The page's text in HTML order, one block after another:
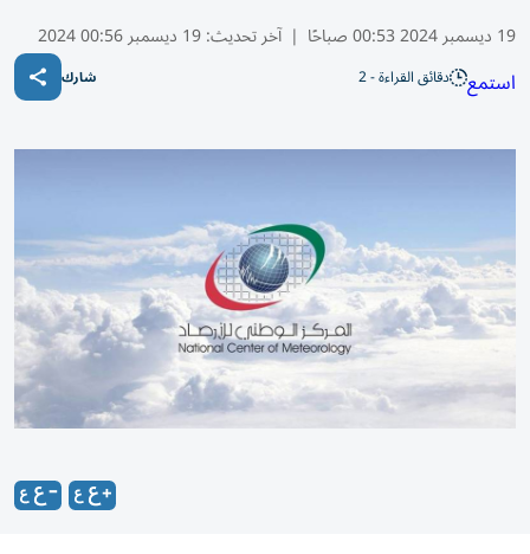
19 ديسمبر 2024 00:53 صباحًا | آخر تحديث:19 ديسمبر 00:56 2024
استمع دقائق القراءة - 2 شارك